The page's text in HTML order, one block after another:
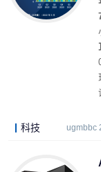
科技 ugmbbc